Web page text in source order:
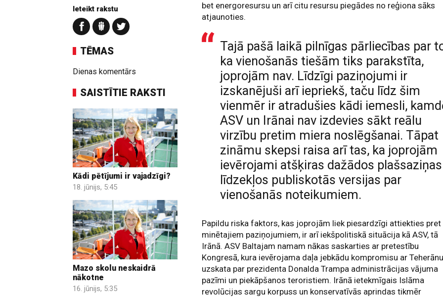
Ieteikt rakstu
TĒMAS
Dienas komentārs
SAISTĪTIE RAKSTI
Kādi pētījumi ir vajadzīgi?
18. jūnijs, 5:45
Mazo skolu neskaidrā
nākotne
16. jūnijs, 5:35
bet energoresursu un arī citu resursu piegādes no reģiona sāks
atjaunoties.
Tajā pašā laikā pilnīgas pārliecības par
ka vienošanās tiešām tiks parakstīta,
joprojām nav. Līdzīgi paziņojumi ir
izskanējuši arī iepriekš, taču līdz šim
vienmēr ir atradušies kādi iemesli,
ASV un Irānai nav izdevies sākt reālu
virzību pretim miera noslēgšanai. Tāpat
zināmu skepsi raisa arī tas, ka joprojām
ievērojami atšķiras dažādos plašsaziņas
līdzekļos publiskotās versijas par
vienošanās noteikumiem.
Papildu riska faktors, kas joprojām liek piesardzīgi attiekties pret
minētajiem paziņojumiem, ir arī iekšpolitiskā situācija kā ASV, tā
Irānā. ASV Baltajam namam nākas saskarties ar pretestību
Kongresā, kura ievērojama daļa jebkādu kompromisu ar Teherānu
uzskata par prezidenta Donalda Trampa administrācijas vājuma
pazīmi un piekāpšanos teroristiem. Irānā ietekmīgais Islāma
revolūcijas sargu korpuss un konservatīvās aprindas tikmēr